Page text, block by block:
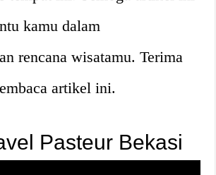
kamu dalam
rencana wisatamu. Terima
artikel ini.
Pasteur Bekasi